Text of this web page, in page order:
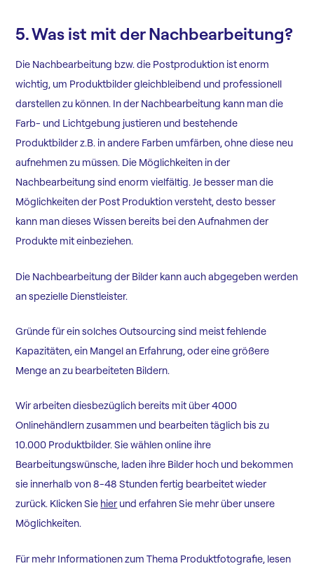
5. Was ist mit der Nachbearbeitung?
Die Nachbearbeitung bzw. die Postproduktion ist enorm
wichtig, um Produktbilder gleichbleibend und professionell
darstellen zu können. In der Nachbearbeitung kann man die
Farb- und Lichtgebung justieren und bestehende
Produktbilder z.B. in andere Farben umfärben, ohne diese neu
aufnehmen zu müssen. Die Möglichkeiten in der
Nachbearbeitung sind enorm vielfältig. Je besser man die
Möglichkeiten der Post Produktion versteht, desto besser
kann man dieses Wissen bereits bei den Aufnahmen der
Produkte mit einbeziehen.
Die Nachbearbeitung der Bilder kann auch abgegeben werden
an spezielle Dienstleister.
Gründe für ein solches Outsourcing sind meist fehlende
Kapazitäten, ein Mangel an Erfahrung, oder eine größere
Menge an zu bearbeiteten Bildern.
Wir arbeiten diesbezüglich bereits mit über 4000
Onlinehändlern zusammen und bearbeiten täglich bis zu
10.000 Produktbilder. Sie wählen online ihre
Bearbeitungswünsche, laden ihre Bilder hoch und bekommen
sie innerhalb von 8-48 Stunden fertig bearbeitet wieder
zurück. Klicken Sie hierund erfahren Sie mehr über unsere
Möglichkeiten.
Für mehr Informationen zum Thema Produktfotografie, lesen